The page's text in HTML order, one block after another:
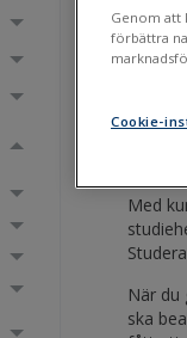
Med
När du
ska
Genom att
förbättra
Cookie-